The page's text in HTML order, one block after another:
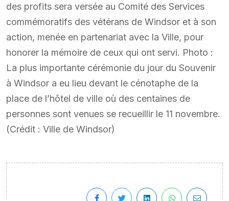
des profits sera versée au Comité des Services
commémoratifs des vétérans de Windsor et à son
action, menée en partenariat avec la Ville, pour
honorer la mémoire de ceux qui ont servi. Photo :
La plus importante cérémonie du jour du Souvenir
à Windsor a eu lieu devant le cénotaphe de la
place de l’hôtel de ville où des centaines de
personnes sont venues se recueillir le 11 novembre.
(Crédit : Ville de Windsor)